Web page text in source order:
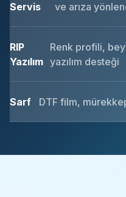
Servis
ve arıza
RIP
Yazılım
Renk profili,
yazılım desteği
Sarf DTF film,